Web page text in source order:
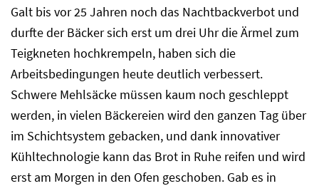
Galt bis vor 25 Jahren noch das Nachtbackverbot und
durfte der Bäcker sich erst um drei Uhr die Ärmel zum
Teigkneten hochkrempeln, haben sich die
Arbeitsbedingungen heute deutlich verbessert.
Schwere Mehlsäcke müssen kaum noch geschleppt
werden, in vielen Bäckereien wird den ganzen Tag über
im Schichtsystem gebacken, und dank innovativer
Kühltechnologie kann das Brot in Ruhe reifen und wird
erst am Morgen in den Ofen geschoben. Gab es in